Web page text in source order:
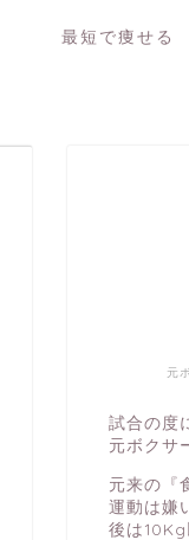
最短で痩せる
元
試合の度
元ボクサ
元来の『
運動は嫌
後は10Kg